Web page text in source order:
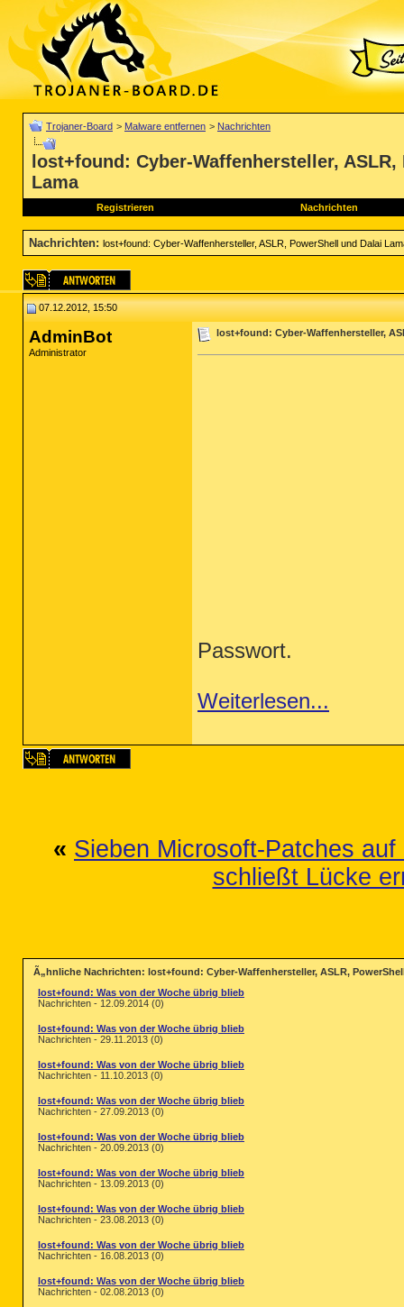
Trojaner-Board > Malware entfernen > Nachrichten
lost+found: Cyber-Waffenhersteller,
Lama
Registrieren Nachrichten
Nachrichten: lost+found: Cyber-Waffenhersteller, ASLR, PowerShell und Dalai
07.12.2012, 15:50
AdminBot
Administrator
lost+found: Cyber-Waffenhersteller,
Passwort.
Weiterlesen...
« Sieben Microsoft-Patches
schließt Lücke
Ã„hnliche Nachrichten: lost+found: Cyber-Waffenhersteller, ASLR,
lost+found: Was von der Woche übrig blieb
Nachrichten - 12.09.2014 (0)
lost+found: Was von der Woche übrig blieb
Nachrichten - 29.11.2013 (0)
lost+found: Was von der Woche übrig blieb
Nachrichten - 11.10.2013 (0)
lost+found: Was von der Woche übrig blieb
Nachrichten - 27.09.2013 (0)
lost+found: Was von der Woche übrig blieb
Nachrichten - 20.09.2013 (0)
lost+found: Was von der Woche übrig blieb
Nachrichten - 13.09.2013 (0)
lost+found: Was von der Woche übrig blieb
Nachrichten - 23.08.2013 (0)
lost+found: Was von der Woche übrig blieb
Nachrichten - 16.08.2013 (0)
lost+found: Was von der Woche übrig blieb
Nachrichten - 02.08.2013 (0)